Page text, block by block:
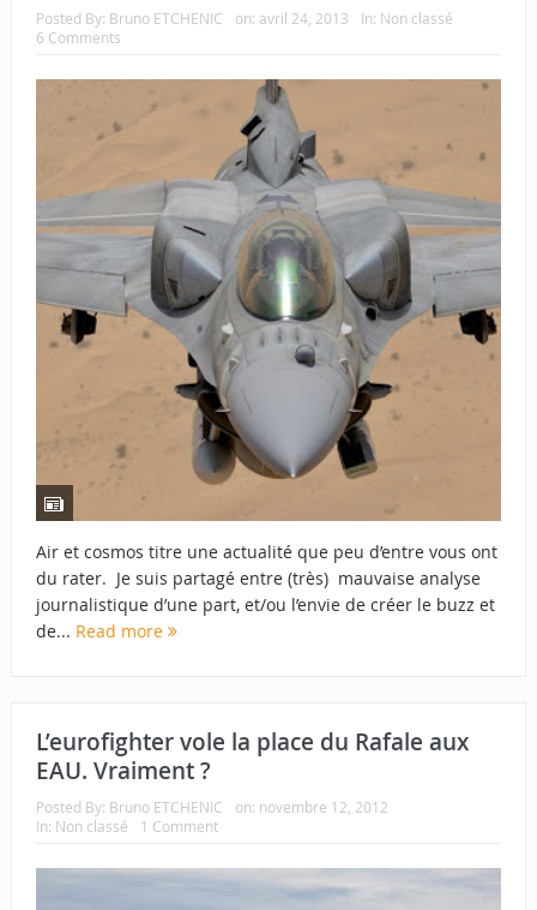
Posted By: Bruno ETCHENIC on: avril 24, 2013 In: Non classé
6 Comments
Air et cosmos titre une actualité que peu d’entre vous ont
du rater. Je suis partagé entre (très) mauvaise analyse
journalistique d’une part, et/ou l’envie de créer le buzz et
de... Read more
L’eurofighter vole la place du Rafale aux
EAU. Vraiment ?
Posted By: Bruno ETCHENIC on: novembre 12, 2012
In: Non classé 1 Comment